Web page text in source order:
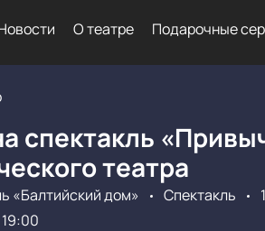
О театре Подарочные
спектакль
театра
«Балтийский дом» Спектакль
19:00